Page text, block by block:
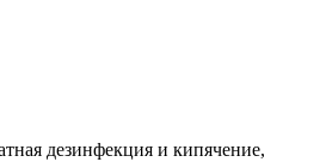
дезинфекция и кипячение,